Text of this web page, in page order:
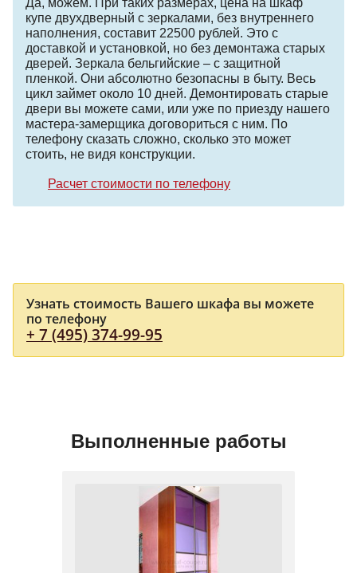
Да, можем. При таких размерах, цена на шкаф
купе двухдверный с зеркалами, без внутреннего
наполнения, составит 22500 рублей. Это с
доставкой и установкой, но без демонтажа старых
дверей. Зеркала бельгийские – с защитной
пленкой. Они абсолютно безопасны в быту. Весь
цикл займет около 10 дней. Демонтировать старые
двери вы можете сами, или уже по приезду нашего
мастера-замерщика договориться с ним. По
телефону сказать сложно, сколько это может
стоить, не видя конструкции.
Расчет стоимости по телефону
Узнать стоимость Вашего шкафа вы можете
по телефону
+ 7 (495) 374-99-95
Выполненные работы